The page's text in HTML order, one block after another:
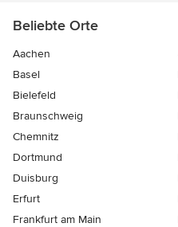
Beliebte Orte
Aachen
Basel
Bielefeld
Braunschweig
Chemnitz
Dortmund
Duisburg
Erfurt
Frankfurt am Main